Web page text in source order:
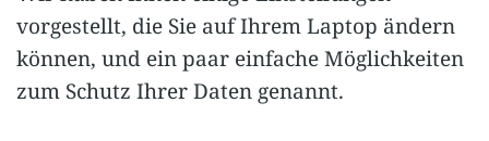
vorgestellt, die Sie auf Ihrem Laptop ändern
können, und ein paar einfache Möglichkeiten
zum Schutz Ihrer Daten genannt.